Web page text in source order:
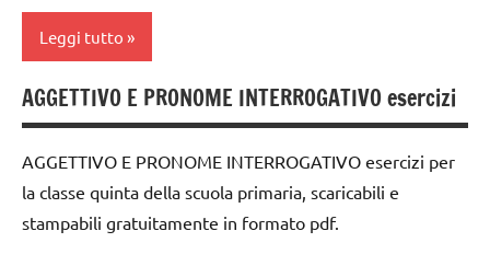
psicogrammatica
Montessori
TUTTI GLI
PER ETA'
TUTTI GLI
PER ETA'
TUTTI GLI
italiano
LINGUAGGIO
didattico
TUTTI GLI
Leggi tutto
classe
5a
dai
6
anni
AGGETTIVO E PRONOME INTERROGATIVO esercizi
AGGETTIVO E PRONOME INTERROGATIVO esercizi per
la classe quinta della scuola primaria, scaricabili e
stampabili gratuitamente in formato pdf.